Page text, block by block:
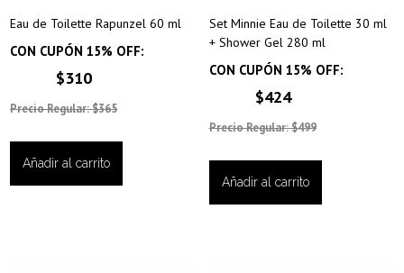
Eau de Toilette Rapunzel 60 ml
CON CUPÓN 15% OFF:
$310
Precio Regular: $365
Añadir al carrito
Set Minnie Eau de Toilette 30 ml
+ Shower Gel 280 ml
CON CUPÓN 15% OFF:
$424
Precio Regular: $499
Añadir al carrito